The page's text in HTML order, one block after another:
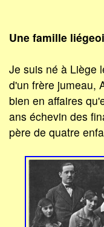
Une famille
Je suis né à Liège
d'un frère jumeau,
bien en affaires
ans échevin des
père de quatre